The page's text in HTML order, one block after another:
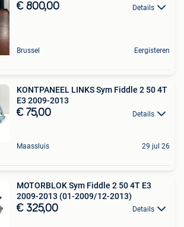
€ 800,00 Details
Brussel Eergisteren
KONTPANEEL LINKS Sym Fiddle 2 50 4T
E3 2009-2013
€ 75,00 Details
Maassluis 29 jul 26
MOTORBLOK Sym Fiddle 2 50 4T E3
2009-2013 (01-2009/12-2013)
€ 325,00 Details